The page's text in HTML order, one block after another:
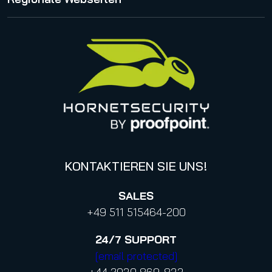
Online Events & Webinare
Impressum
Datenschutzhinweise für Bewerbungen
KONTAKTIEREN SIE UNS!
SALES
+49 511 515464-200
24/7 SUPPORT
[email protected]